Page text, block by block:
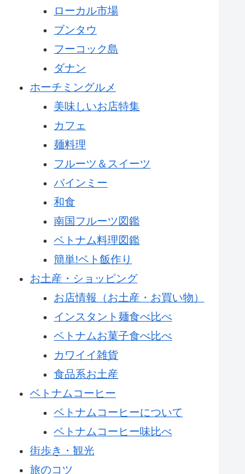
ローカル市場
ブンタウ
フーコック島
ダナン
ホーチミングルメ
美味しいお店特集
カフェ
麺料理
フルーツ＆スイーツ
バインミー
和食
南国フルーツ図鑑
ベトナム料理図鑑
簡単!ベト飯作り
お土産・ショッピング
お店情報（お土産・お買い物）
インスタント麺食べ比べ
ベトナムお菓子食べ比べ
カワイイ雑貨
食品系お土産
ベトナムコーヒー
ベトナムコーヒーについて
ベトナムコーヒー味比べ
街歩き・観光
旅のコツ